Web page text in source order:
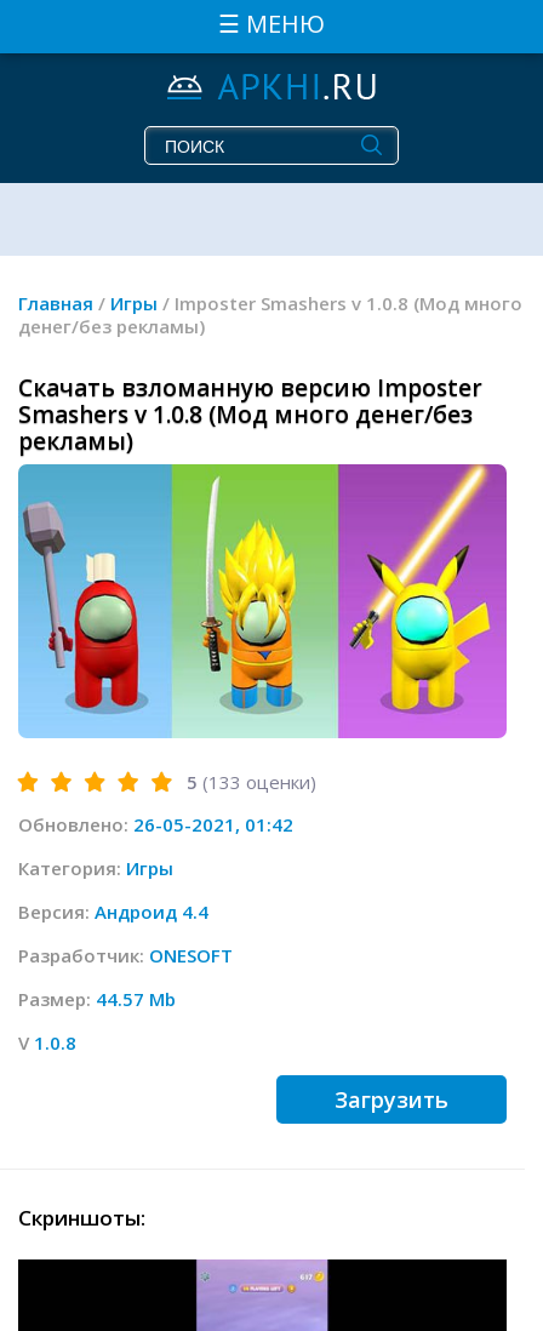
☰ МЕНЮ
Главная / Игры / Imposter Smashers v 1.0.8 (Мод много
денег/без рекламы)
Скачать взломанную версию Imposter
Smashers v 1.0.8 (Мод много денег/без
рекламы)
5 (133 оценки)
Обновлено: 26-05-2021, 01:42
Категория: Игры
Версия: Андроид 4.4
Разработчик: ONESOFT
Размер: 44.57 Mb
V 1.0.8
Загрузить
Скриншоты: